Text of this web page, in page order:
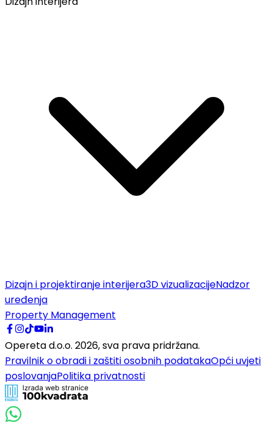
Dizajn i projektiranje interijera3D vizualizacijeNadzor
uređenja
Property Management
Opereta d.o.o. 2026,sva prava pridržana.
Pravilnik o obradi i zaštiti osobnih podatakaOpći uvjeti
poslovanjaPolitika privatnosti